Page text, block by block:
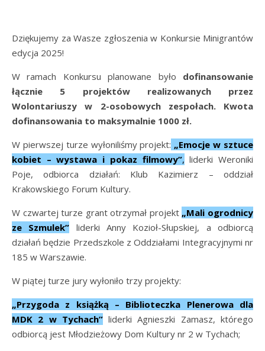
Dziękujemy za Wasze zgłoszenia w Konkursie Minigrantów
edycja 2025!
W ramach Konkursu planowane było dofinansowanie
łącznie 5 projektów realizowanych przez
Wolontariuszy w 2-osobowych zespołach. Kwota
dofinansowania to maksymalnie 1000 zł.
W pierwszej turze wyłoniliśmy projekt: „Emocje w sztuce
kobiet – wystawa i pokaz filmowy”, liderki Weroniki
Poje, odbiorca działań: Klub Kazimierz – oddział
Krakowskiego Forum Kultury.
W czwartej turze grant otrzymał projekt „Mali ogrodnicy
ze Szmulek” liderki Anny Kozioł-Słupskiej, a odbiorcą
działań będzie Przedszkole z Oddziałami Integracyjnymi nr
185 w Warszawie.
W piątej turze jury wyłoniło trzy projekty:
„Przygoda z książką – Biblioteczka Plenerowa dla
MDK 2 w Tychach”liderki Agnieszki Zamasz, którego
odbiorcą jest Młodzieżowy Dom Kultury nr 2 w Tychach;